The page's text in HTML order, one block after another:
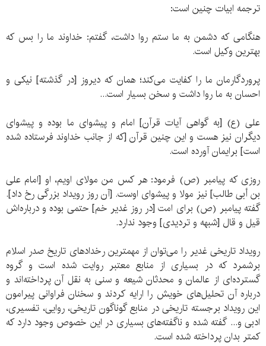
ترجمه ابیات چنین است:
هنگامی که دشمن به ما ستم روا داشت، گفتم: خداوند ما را بس که
بهترین وکیل است.
پروردگارمان ما را کفایت می‌کند؛ همان که دیروز [در گذشته] نیکی و
احسان به ما روا داشت و سخن بسیار است...
علی (ع) [به گواهی آیات قرآن] امام و پیشوای ما بوده و پیشوای
دیگران نیز هست و این چنین قرآن [که از جانب خداوند فرستاده شده
است] برایمان آورده است.
روزی که پیامبر (ص) فرمود: هر کس من مولای اویم، او [امام علی
بن أبی طالب] نیز مولا و پیشوای اوست. [آن روز رویداد بزرگی رخ داد].
گفته پیامبر (ص) برای امت [در روز غدیر خم] حتمی بوده و درباره‌اش
قیل و قال [شبهه و تردیدی] وجود ندارد.
رویداد تاریخی غدیر را می‌توان از مهمترین رخدادهای تاریخ صدر اسلام
برشمرد که در بسیاری از منابع معتبر روایت شده است و گروه
گسترده‌ای از عالمان و محدثان شیعه و سنی به نقل آن پرداخته‌اند و
درباره آن تحلیل‌های خویش را ارایه کردند و سخنان فراوانی پیرامون
این رویداد برجسته تاریخی در منابع گوناگون تاریخی، روایی، تفسیری،
ادبی و... گفته شده و ناگفته‌های بسیاری در این خصوص وجود دارد که
کمتر بدان پرداخته شده است.